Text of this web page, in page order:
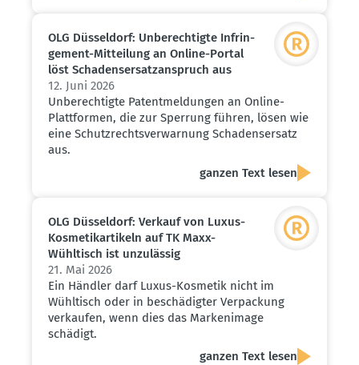
OLG Düsseldorf: Unberech­tigte Infrin­
gement-Mitteilung an Online-Portal
löst Schadens­er­satz­an­spruch aus
12. Juni 2026
Unberechtigte Patentmeldungen an Online-
Plattformen, die zur Sperrung führen, lösen wie
eine Schutzrechtsverwarnung Schadensersatz
aus.
ganzen Text lesen
OLG Düsseldorf: Verkauf von Luxus-
Kosme­tik­ar­tikeln auf TK Maxx-
Wühltisch ist unzulässig
21. Mai 2026
Ein Händler darf Luxus-Kosmetik nicht im
Wühltisch oder in beschädigter Verpackung
verkaufen, wenn dies das Markenimage
schädigt.
ganzen Text lesen